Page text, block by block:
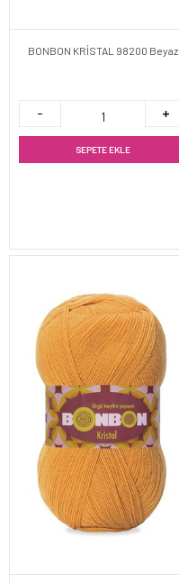
BONBON KRİSTAL 98200 Beyaz
SEPETE EKLE